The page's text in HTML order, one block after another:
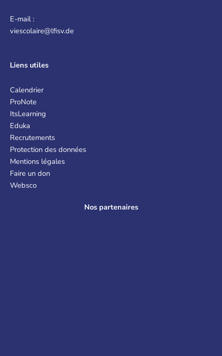
E-mail :
viescolaire@lfisv.de
Liens utiles
Calendrier
ProNote
ItsLearning
Eduka
Recrutements
Protection des données
Mentions légales
Faire un don
Websco
Nos partenaires